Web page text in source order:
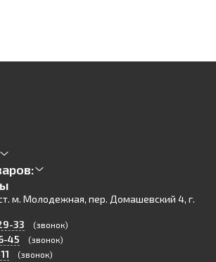
м. Молодежная, пер. Домашевский 4, г.
33
(звонок)
45 (звонок)
(звонок)